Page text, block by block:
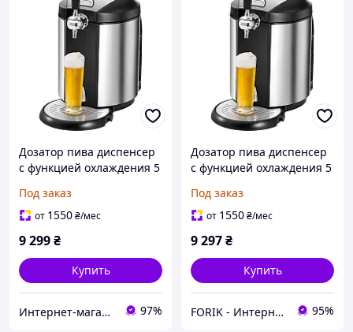
Дозатор пива диспенсер
с функцией охлаждения 5
Под заказ
от 1550₴/мес
9 299₴
Купить
Интернет-магазин качественных инструментов ''VERFO'' 97%
Дозатор пива диспенсер
с функцией охлаждения 5
Под заказ
от 1550₴/мес
9 297₴
Купить
FORIK - Интернет гипермаркет. 95%